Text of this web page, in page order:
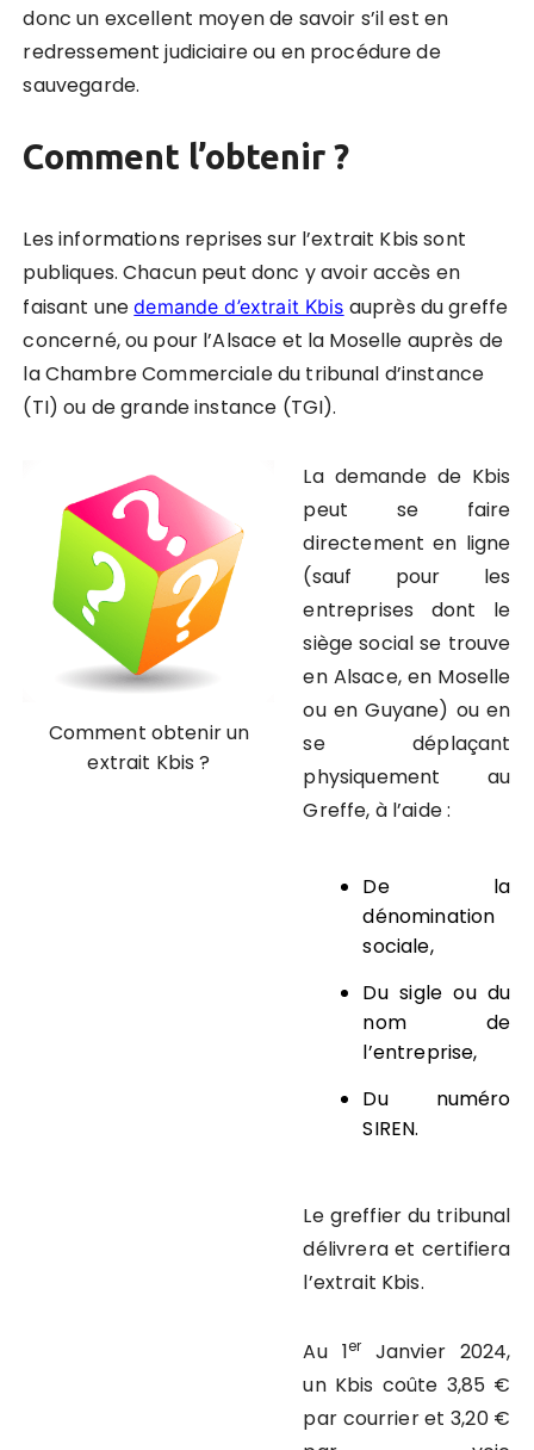
donc un excellent moyen de savoir s’il est en
redressement judiciaire ou en procédure de
sauvegarde.
Comment l’obtenir ?
Les informations reprises sur l’extrait Kbis sont
publiques. Chacun peut donc y avoir accès en
faisant unedemande d’extrait Kbis auprès du greffe
concerné, ou pour l’Alsace et la Moselle auprès de
la Chambre Commerciale du tribunal d’instance
(TI) ou de grande instance (TGI).
Comment obtenir un
extrait Kbis ?
La demande de Kbis
peut se faire
directement en ligne
(sauf pour les
entreprises dont le
siège social se trouve
en Alsace, en Moselle
ou en Guyane) ou en
se déplaçant
physiquement au
Greffe, à l’aide :
De la
dénomination
sociale,
Du sigle ou du
nom de
l’entreprise,
Du numéro
SIREN.
Le greffier du tribunal
délivrera et certifiera
l’extrait Kbis.
Au 1er
Janvier 2024,
un Kbis coûte 3,85 €
par courrier et 3,20 €